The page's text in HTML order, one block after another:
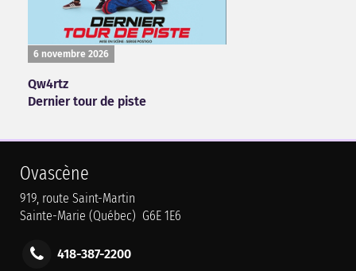
6 novembre 2026
Qw4rtz
Dernier tour de piste
Ovascène
919, route Saint-Martin
Sainte-Marie (Québec) G6E 1E6
418-387-2200